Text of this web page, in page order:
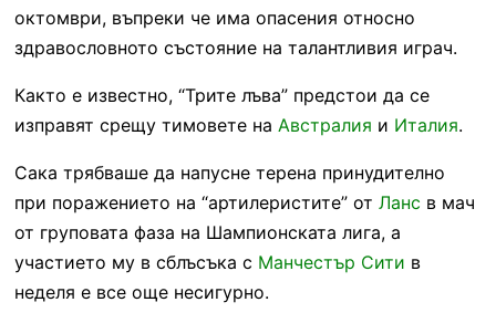
октомври, въпреки че има опасения относно
здравословното състояние на талантливия играч.
Както е известно, “Трите лъва” предстои да се
изправят срещу тимовете на Австралия и Италия.
Сака трябваше да напусне терена принудително
при поражението на “артилеристите” от Ланс в мач
от груповата фаза на Шампионската лига, а
участието му в сблъсъка с Манчестър Сити в
неделя е все още несигурно.